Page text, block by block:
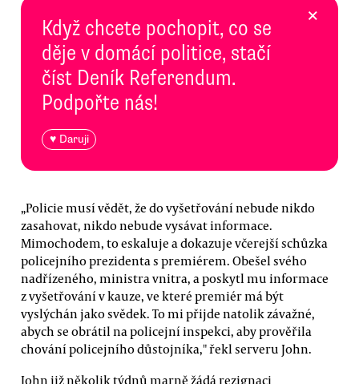
Když chcete pochopit, co se
děje v domácí politice, stačí
číst Deník Referendum.
Podpořte nás!
♥ Daruji
×
„Policie musí vědět, že do vyšetřování nebude nikdo
zasahovat, nikdo nebude vysávat informace.
Mimochodem, to eskaluje a dokazuje včerejší schůzka
policejního prezidenta s premiérem. Obešel svého
nadřízeného, ministra vnitra, a poskytl mu informace
z vyšetřování v kauze, ve které premiér má být
vyslýchán jako svědek. To mi přijde natolik závažné,
abych se obrátil na policejní inspekci, aby prověřila
chování policejního důstojníka," řekl serveru John.
John již několik týdnů marně žádá rezignaci